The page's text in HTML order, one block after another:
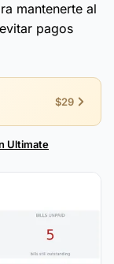
mantenerte al
pagos
$29
Ultimate